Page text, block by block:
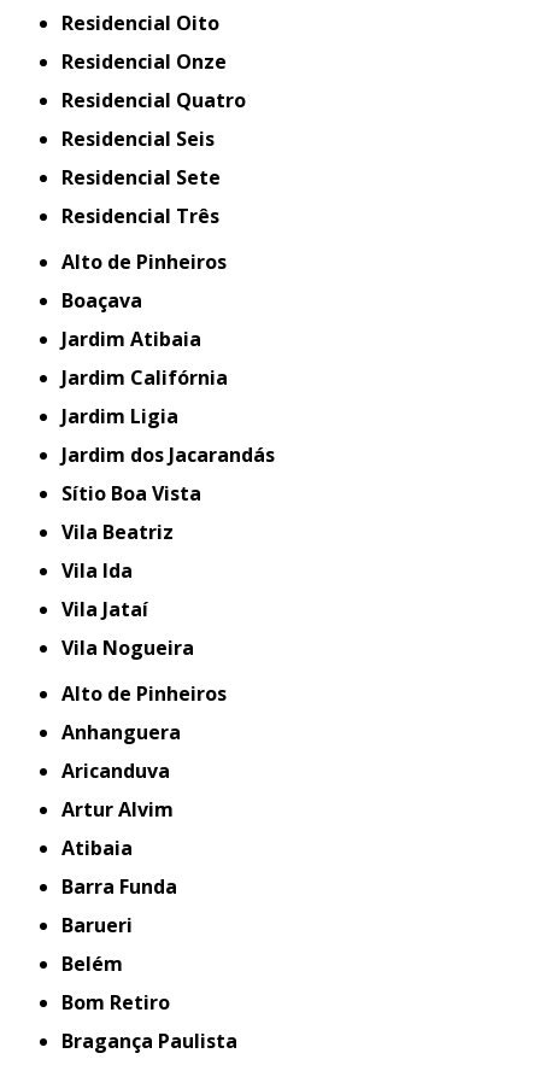
Residencial Oito
Residencial Onze
Residencial Quatro
Residencial Seis
Residencial Sete
Residencial Três
Alto de Pinheiros
Boaçava
Jardim Atibaia
Jardim Califórnia
Jardim Ligia
Jardim dos Jacarandás
Sítio Boa Vista
Vila Beatriz
Vila Ida
Vila Jataí
Vila Nogueira
Alto de Pinheiros
Anhanguera
Aricanduva
Artur Alvim
Atibaia
Barra Funda
Barueri
Belém
Bom Retiro
Bragança Paulista